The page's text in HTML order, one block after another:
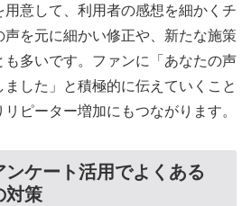
用意して、利用者の感想を細かくチ
声を元に細かい修正や、新たな施策
多いです。ファンに「あなたの声
した」と積極的に伝えていくこと
ピーター増加にもつながります。
ケート活用でよくある
対策